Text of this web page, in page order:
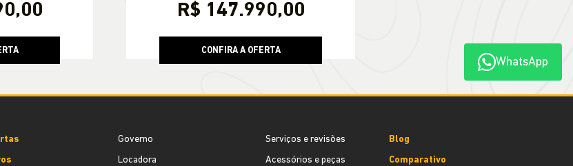
R$ 147.990,00
CONFIRA A OFERTA
WhatsApp
Governo
Locadora
Serviços e revisões
Acessórios e peças
Blog
Comparativo